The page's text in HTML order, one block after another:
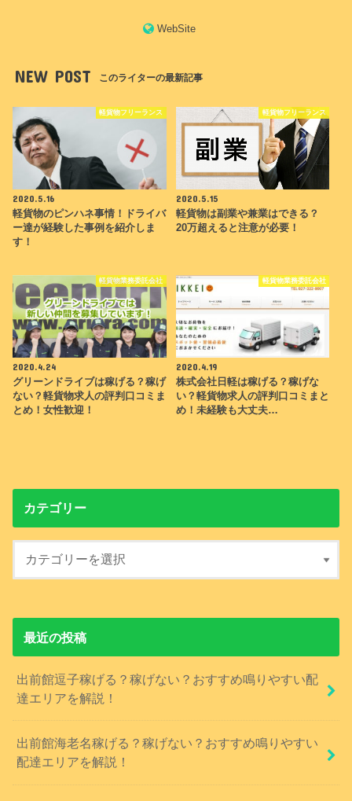
WebSite
NEW POST このライターの最新記事
軽貨物フリーランス
2020.5.16
軽貨物のピンハネ事情！ドライバ
ー達が経験した事例を紹介しま
す！
軽貨物フリーランス
2020.5.15
軽貨物は副業や兼業はできる？
20万超えると注意が必要！
軽貨物業務委託会社
2020.4.24
グリーンドライブは稼げる？稼げ
ない？軽貨物求人の評判口コミま
とめ！女性歓迎！
軽貨物業務委託会社
2020.4.19
株式会社日軽は稼げる？稼げな
い？軽貨物求人の評判口コミまと
め！未経験も大丈夫…
カテゴリー
最近の投稿
出前館逗子稼げる？稼げない？おすすめ鳴りやすい配
達エリアを解説！
出前館海老名稼げる？稼げない？おすすめ鳴りやすい
配達エリアを解説！